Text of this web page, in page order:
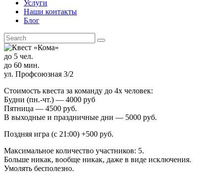
Услуги
Наши контакты
Блог
до 5 чел.
до 60 мин.
ул. Профсоюзная 3/2
Стоимость квеста за команду до 4х человек:
Будни (пн.-чт.) — 4000 руб
Пятница — 4500 руб.
В выходные и праздничные дни — 5000 руб.
Поздняя игра (с 21:00) +500 руб.
Максимальное количество участников: 5.
Больше никак, вообще никак, даже в виде исключения.
Умолять бесполезно.